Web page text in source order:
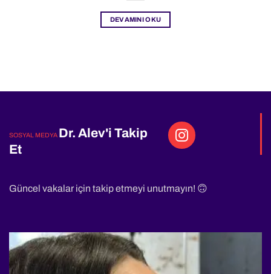
DEVAMINI OKU
SOSYAL MEDYA Dr. Alev'i Takip
Et
Güncel vakalar için takip etmeyi unutmayın! 🙃